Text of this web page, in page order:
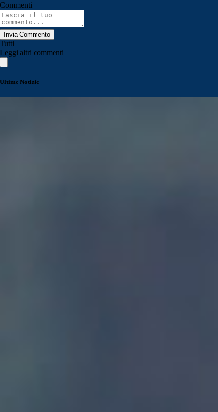
Commenti
Invia Commento
Tutti
Leggi altri commenti
Ultime Notizie